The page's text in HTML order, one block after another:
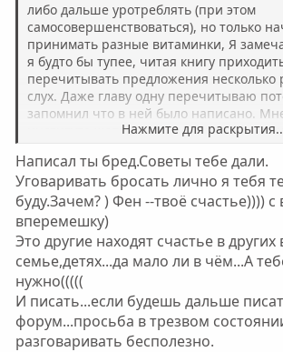
либо дальше уротреблять (при этом
самосовершенствоваться), но только
принимать разные витаминки, Я
я будто бы тупее, читая книгу
перечитывать предложения несколько
слух. Даже главу одну перечитываю
запомнил что в ней было написано.
институте жопу рвать, а если мой мозг
вечером принял, вот уже понедельник, а
могу, даже удивляюсь как долго то
не думал стоит ли принимать, я знал
нет и я всё равно приму. Напишите
всему тому бреду что я написал, и
дальше?
Нажмите для
Написал ты бред.Советы тебе дали.
Уговаривать бросать лично я тебя
буду.Зачем? ) Фен --твоё счастье))))
вперемешку)
Это другие находят счастье в
семье,детях...да мало ли в чём...А
нужно(((((
И писать...если будешь дальше
форум...просьба в трезвом
разговаривать бесполезно.